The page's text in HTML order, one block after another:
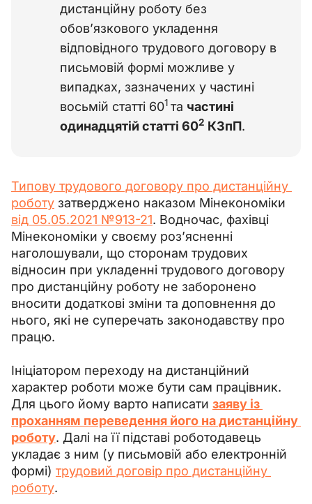
дистанційну роботу без
обов’язкового укладення
відповідного трудового договору в
письмовій формі можливе у
випадках, зазначених у частині
восьмій статті 601 та частині
одинадцятій статті 602 КЗпП.
Типову трудового договору про дистанційну
роботу затверджено наказом Мінекономіки
від 05.05.2021 №913-21. Водночас, фахівці
Мінекономіки у своєму роз’ясненні
наголошували, що сторонам трудових
відносин при укладенні трудового договору
про дистанційну роботу не заборонено
вносити додаткові зміни та доповнення до
нього, які не суперечать законодавству про
працю.
Ініціатором переходу на дистанційний
характер роботи може бути сам працівник.
Для цього йому варто написати заяву із
проханням переведення його на дистанційну
роботу. Далі на її підставі роботодавець
укладає з ним (у письмовій або електронній
формі) трудовий договір про дистанційну
роботу.